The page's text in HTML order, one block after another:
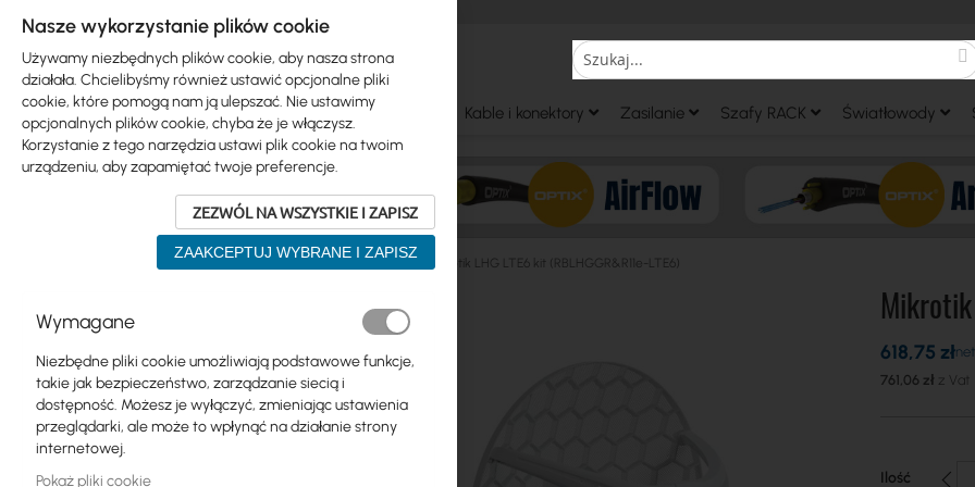
Search
Ubiquiti Mikrotik WiFi & SOHO Kable i konektory Zasilanie Szafy RACK Światłowody
Mikrotik LHG LTE6 kit (RBLHGGR&R11e-LTE6)
Skip
product
list
Ubiquiti
Mikrotik
WiFi & SOHO
Anteny
na
galerii
Mikrotik
761,06 zł
618,75 zł
Ilość
Nasze wykorzystanie plików cookie
Używamy niezbędnych plików cookie, aby nasza strona
działała. Chcielibyśmy również ustawić opcjonalne pliki
cookie, które pomogą nam ją ulepszać. Nie ustawimy
opcjonalnych plików cookie, chyba że je włączysz.
Korzystanie z tego narzędzia ustawi plik cookie na twoim
urządzeniu, aby zapamiętać twoje preferencje.
ZEZWÓL NA WSZYSTKIE I ZAPISZ
ZAAKCEPTUJ WYBRANE I ZAPISZ
Wymagane
Niezbędne pliki cookie umożliwiają podstawowe funkcje,
takie jak bezpieczeństwo, zarządzanie siecią i
dostępność. Możesz je wyłączyć, zmieniając ustawienia
przeglądarki, ale może to wpłynąć na działanie strony
internetowej.
Pokaż pliki cookie